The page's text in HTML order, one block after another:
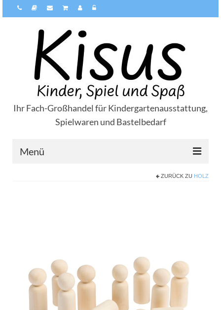
Ihr Fach-Großhandel für Kindergartenausstattung,
Spielwaren und Bastelbedarf
Menü
Newsletter
Kontakt
Log In / Mein Konto
ZURÜCK ZU HOLZ